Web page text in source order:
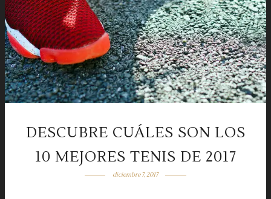
DESCUBRE CUÁLES SON LOS
10 MEJORES TENIS DE 2017
diciembre 7, 2017